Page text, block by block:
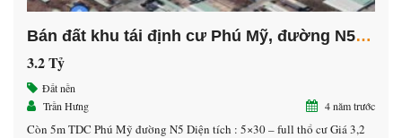
Bán đất khu tái định cư Phú Mỹ, đường N5, phường Phú Tân, thành phố Thủ Dầu Một, tỉnh Bình Dương
3.2 Tỷ
Đất nền
Trần Hưng
4 năm trước
Còn 5m TDC Phú Mỹ đường N5 Diện tích : 5×30 – full thổ cư Giá 3,2